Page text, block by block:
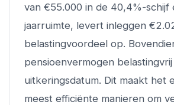
van €55.000 in de 40,4%-schijf
jaarruimte, levert inleggen
belastingvoordeel op.
pensioenvermogen
uitkeringsdatum. Dit maakt het
meest efficiënte manieren om